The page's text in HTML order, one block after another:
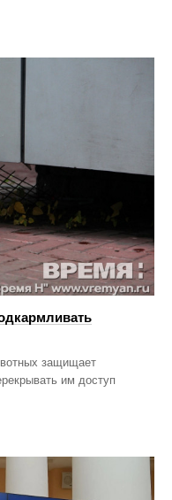
защищает
им доступ